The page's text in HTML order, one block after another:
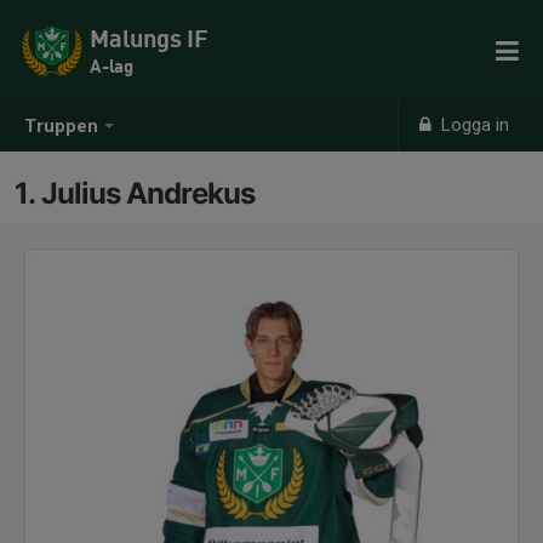
Truppen Logga in
Malungs IF
A-lag
1. Julius Andrekus